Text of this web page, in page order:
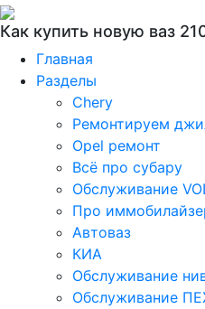
Как купить новую ваз
Главная
Разделы
Chery
Ремонтируем
Opel ремонт
Всё про субару
Обслуживание
Про
Автоваз
КИА
Обслуживание
Обслуживание